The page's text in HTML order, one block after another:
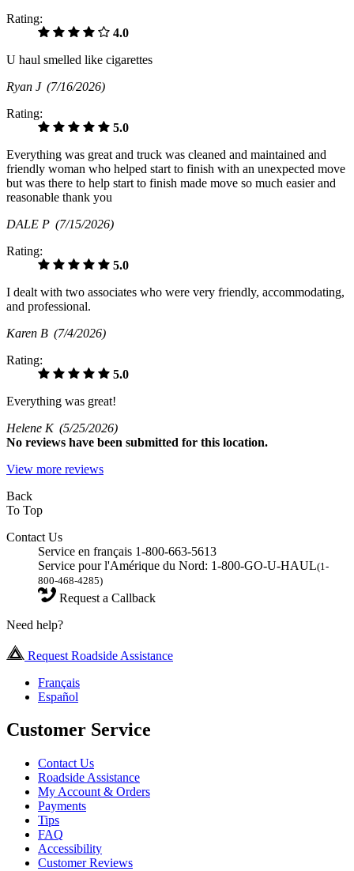
Rating:
4.0
U haul smelled like cigarettes
Ryan J (7/16/2026)
Rating:
5.0
Everything was great and truck was cleaned and maintained and
friendly woman who helped start to finish with an unexpected move
but was there to help start to finish made move so much easier and
reasonable thank you
DALE P (7/15/2026)
Rating:
5.0
I dealt with two associates who were very friendly, accommodating,
and professional.
Karen B (7/4/2026)
Rating:
5.0
Everything was great!
Helene K (5/25/2026)
No reviews have been submitted for this location.
View more reviews
Back
To Top
Contact Us
Service en français 1-800-663-5613
Service pour l'Amérique du Nord: 1-800-GO-U-HAUL(1-
800-468-4285)
Request a Callback
Need help?
Request Roadside Assistance
Français
Español
Customer Service
Contact Us
Roadside Assistance
My Account & Orders
Payments
Tips
FAQ
Accessibility
Customer Reviews